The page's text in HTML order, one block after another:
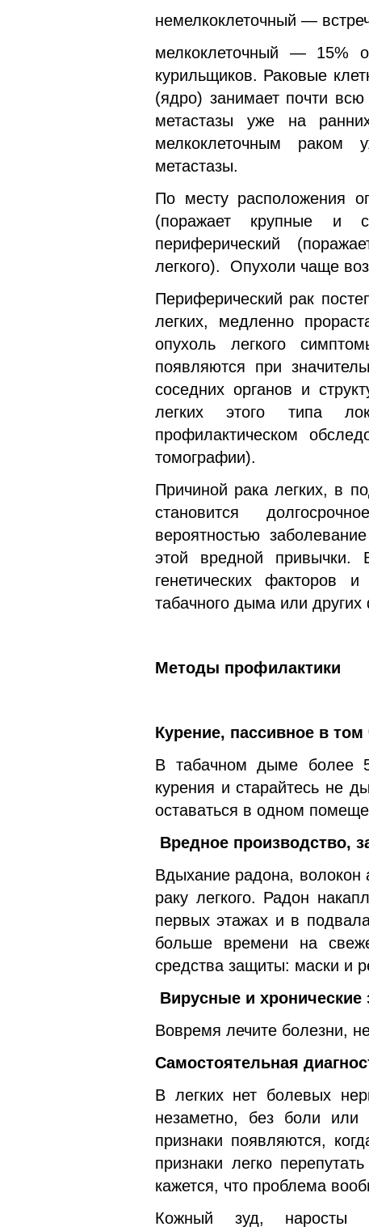
немелкоклеточный —
мелкоклеточный — 15%
курильщиков. Раковые
(ядро) занимает почти всю
метастазы уже на
мелкоклеточным раком
метастазы.
По месту расположения
(поражает крупные и
периферический
легкого). Опухоли чаще
Периферический рак
легких, медленно
опухоль легкого
появляются при
соседних органов и
легких этого типа
профилактическом
томографии).
Причиной рака легких, в
становится
вероятностью
этой вредной привычки.
генетических факторов
табачного дыма или
Методы профилактики
Курение, пассивное в том
В табачном дыме более
курения и старайтесь не
оставаться в одном
Вредное производство,
Вдыхание радона, волокон
раку легкого. Радон
первых этажах и в
больше времени на
средства защиты: маски и
Вирусные и хронические
Вовремя лечите болезни,
Самостоятельная
В легких нет болевых
незаметно, без боли
признаки появляются,
признаки легко
кажется, что проблема
Кожный зуд, наросты